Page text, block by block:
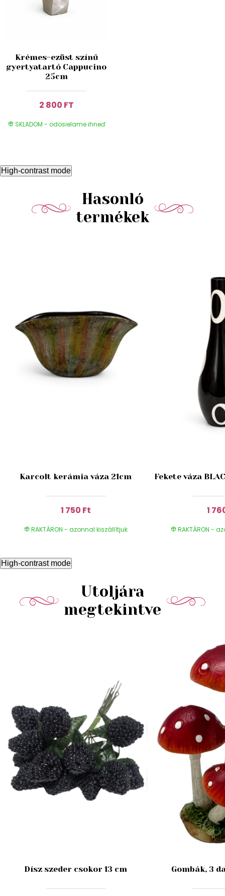
Krémes-ezüst színű
gyertyatartó Cappucino
25cm
2 800 FT
SKLADOM - odosielame ihneď
High-contrast mode
Hasonló
termékek
Karcolt kerámia váza 21cm
1 750 Ft
RAKTÁRON - azonnal kiszállítjuk
Fekete váza
1
RAKTÁRON -
High-contrast mode
Utoljára
megtekintve
Dísz szeder csokor 13 cm Gombák, 3